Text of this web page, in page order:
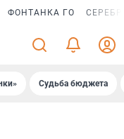
ФОНТАНКА ГО
Судьба бюджета